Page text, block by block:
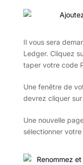
Il vous sera
Ledger. Cliquez
taper votre code
Une fenêtre de
devrez cliquer sur
Une nouvelle
sélectionner